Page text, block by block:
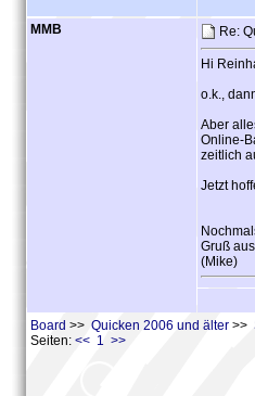
MMB Re:
Hi
o.k.,
Aber
Online-
zeitlich
Jetzt
Gruß
(Mike)
Board >> Quicken 2006 und älter >>
Seiten: << 1 >>